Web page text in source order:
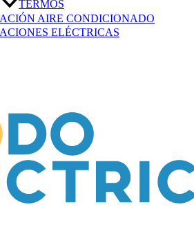
TERMOS
AIRE CONDICIONADO
ELÉCTRICAS